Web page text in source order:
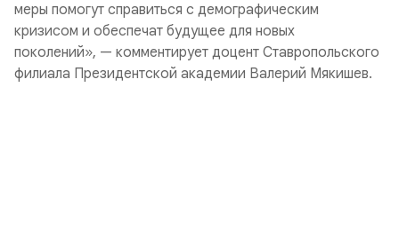
меры помогут справиться с демографическим
кризисом и обеспечат будущее для новых
поколений», — комментирует доцент Ставропольского
филиала Президентской академии Валерий Мякишев.